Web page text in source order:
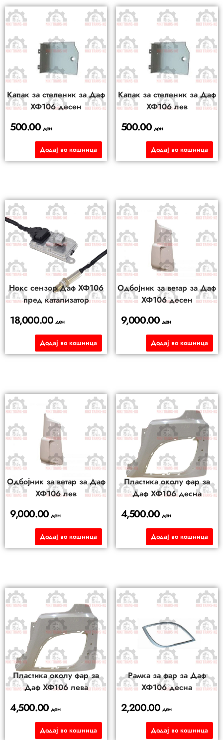
Капак за степеник за Даф
ХФ106 десен
500.00ден
Додај во кошница
Капак за степеник за Даф
ХФ106 лев
500.00 ден
Додај во кошница
Нокс сензор Даф ХФ106
пред катализатор
18,000.00 ден
Додај во кошница
Одбојник за ветар за Даф
ХФ106 десен
9,000.00 ден
Додај во кошница
Одбојник за ветар за Даф
ХФ106 лев
9,000.00ден
Додај во кошница
Пластика околу фар за
Даф ХФ106 десна
4,500.00 ден
Додај во кошница
Пластика околу фар за
Даф ХФ106 лева
4,500.00ден
Додај во кошница
Рамка за фар за Даф
ХФ106 десна
2,200.00 ден
Додај во кошница